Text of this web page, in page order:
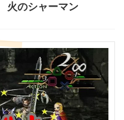
火のシャーマン